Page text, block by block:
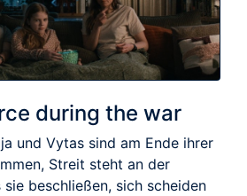
during the war
und Vytas sind am Ende ihrer
Streit steht an der
beschließen, sich scheiden